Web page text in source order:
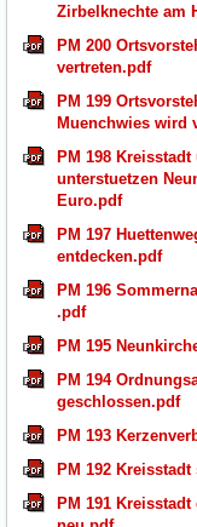
Zirbelknechte am
PM 200
vertreten.pdf
PM 199
Muenchwies wird
PM 198
unterstuetzen
Euro.pdf
PM 197
entdecken.pdf
PM 196
.pdf
PM 195
PM 194
geschlossen.pdf
PM 193
PM 192
PM 191